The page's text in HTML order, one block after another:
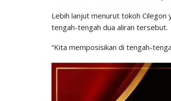
Lebih lanjut menurut tokoh
tengah-tengah dua aliran tersebut.
“Kita memposisikan di tengah-